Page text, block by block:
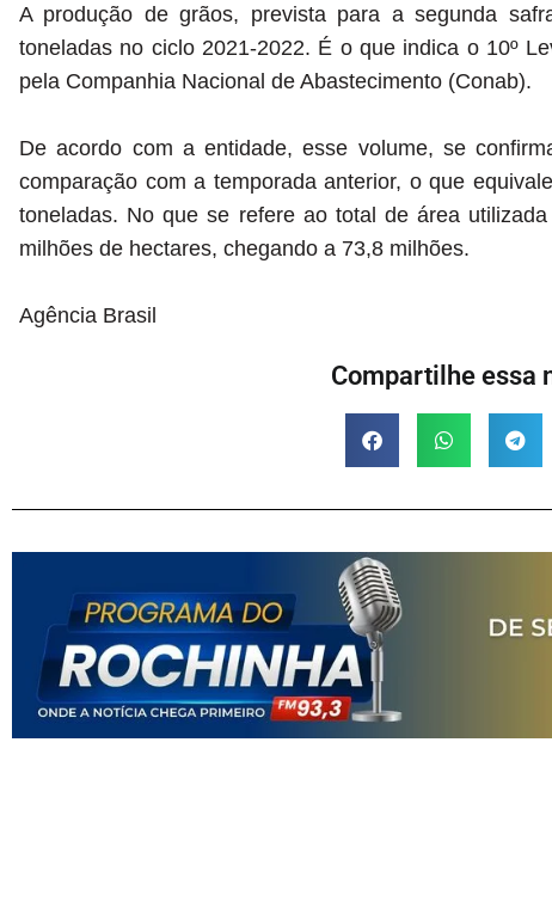
A produção de grãos, prevista para a segunda
toneladas no ciclo 2021-2022. É o que indica o 10º
pela Companhia Nacional de Abastecimento (Conab).
De acordo com a entidade, esse volume, se
comparação com a temporada anterior, o que
toneladas. No que se refere ao total de área
milhões de hectares, chegando a 73,8 milhões.
Agência Brasil
Compartilhe essa